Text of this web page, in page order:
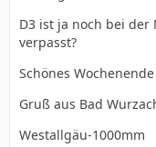
D3 ist ja noch bei der
verpasst?
Schönes
Gruß aus Bad
Westallgäu-1000mm